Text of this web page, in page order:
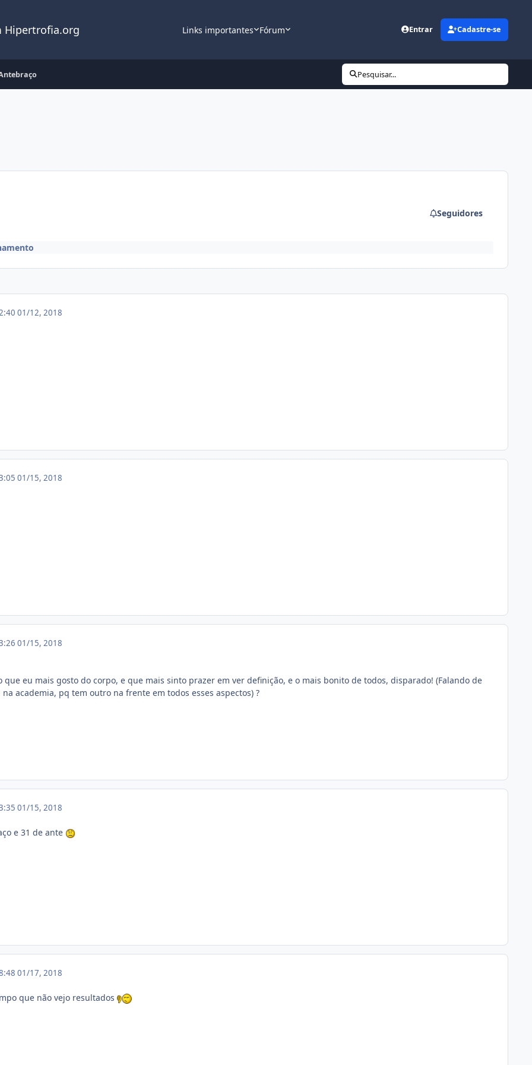
Hipertrofia.org Links importantes Fórum Entrar Cadastre-se
Pesquisar...
Seguidores
01/12, 2018
01/15, 2018
01/15, 2018
que eu mais gosto do corpo, e que mais sinto prazer em ver definição, e o mais bonito de todos, disparado! (Falando de
academia, pq tem outro na frente em todos esses aspectos) ?
01/15, 2018
e 31 de ante
01/17, 2018
que não vejo resultados